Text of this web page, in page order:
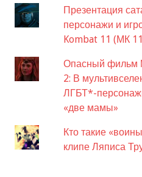
Презентация
персонажи и
Kombat 11 (МК
Опасный фильм
2: В
ЛГБТ*-
«две мамы»
Кто такие
клипе Ляписа